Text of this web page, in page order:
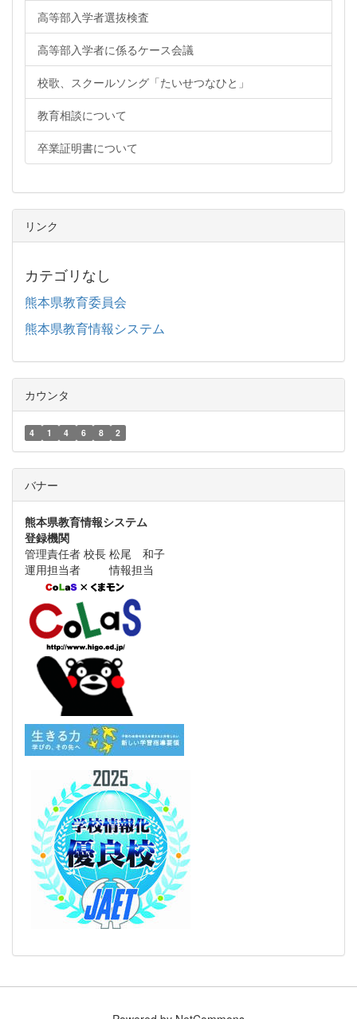
高等部入学者選抜検査
高等部入学者に係るケース会議
校歌、スクールソング「たいせつなひと」
教育相談について
卒業証明書について
リンク
カテゴリなし
熊本県教育委員会
熊本県教育情報システム
カウンタ
4 1 4 6 8 2
バナー
熊本県教育情報システム
登録機関
管理責任者 校長 松尾 和子
運用担当者 情報担当